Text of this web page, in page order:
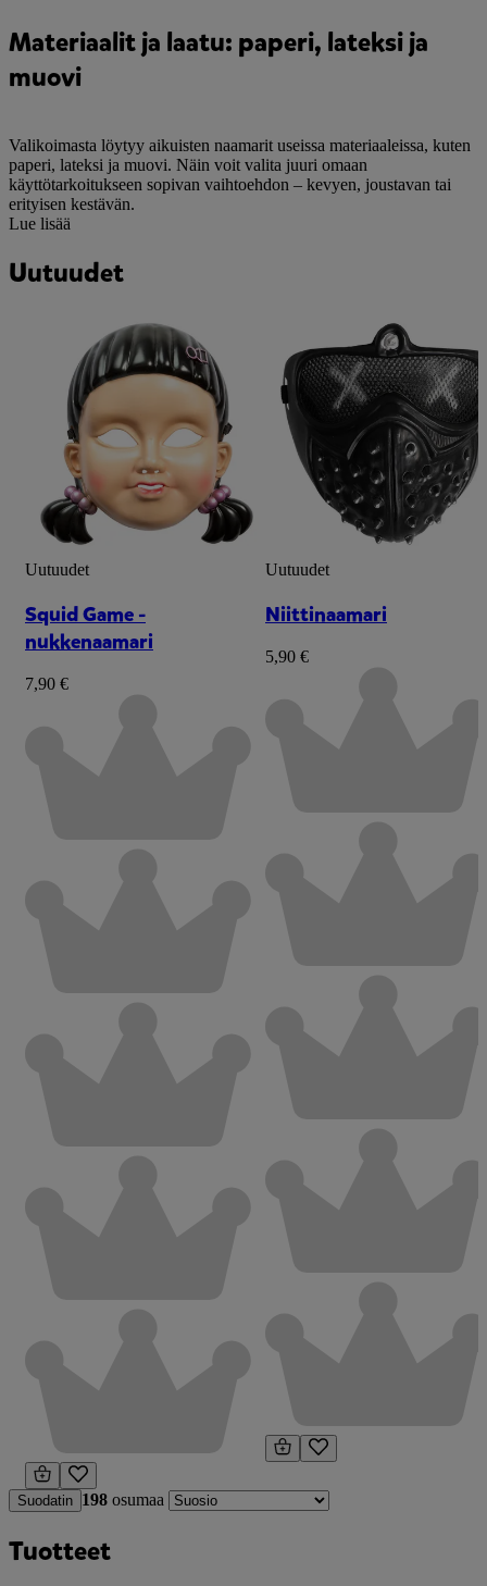
Materiaalit ja laatu: paperi, lateksi ja
muovi
Valikoimasta löytyy aikuisten naamarit useissa materiaaleissa, kuten
paperi, lateksi ja muovi. Näin voit valita juuri omaan
käyttötarkoitukseen sopivan vaihtoehdon – kevyen, joustavan tai
erityisen kestävän.
Lue lisää
Uutuudet
Uutuudet
Squid Game -
nukkenaamari
7,90 €
Uutuudet
Niittinaamari
5,90 €
Suodatin 198 osumaa
Tuotteet